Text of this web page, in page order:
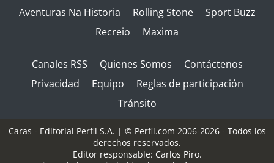
Aventuras Na Historia
Rolling Stone
Sport Buzz
Recreio
Maxima
Canales RSS Quienes Somos
Contáctenos
Privacidad
Equipo
Reglas de participación
Tránsito
Caras - Editorial Perfil S.A. | © Perfil.com 2006-2026 - Todos los
derechos reservados.
Editor responsable: Carlos Piro.